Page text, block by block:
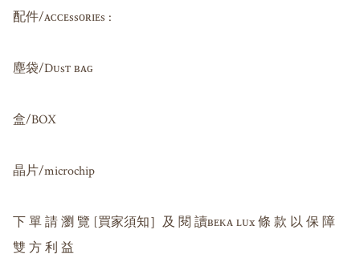
配件/ᴀᴄᴄᴇssᴏʀɪᴇs :
塵袋/Dᴜsᴛ ʙᴀɢ
盒/BOX
晶片/microchip
下 單 請 瀏 覽 [買家須知］及 閱 讀ʙᴇᴋᴀ ʟᴜx 條 款 以 保 障
雙 方 利 益